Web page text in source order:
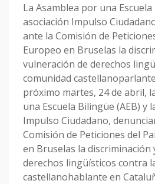
La Asamblea por una
asociación Impulso
ante la Comisión de
Europeo en Bruselas la
vulneración de derechos
comunidad
próximo martes, 24 de abril,
una Escuela Bilingüe (AEB) y
Impulso Ciudadano,
Comisión de Peticiones del
en Bruselas la discriminación
derechos lingüísticos contra
castellanohablante en